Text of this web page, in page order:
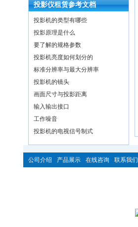
投影仪租赁参考文档
投影机的类型有哪些
投影原理是什么
要了解的规格参数
投影机亮度如何划分的
标准分辨率与最大分辨率
投影机的镜头
画面尺寸与投影距离
输入输出接口
工作噪音
投影机的电视信号制式
公司介绍 产品展示 在线咨询 联系我们